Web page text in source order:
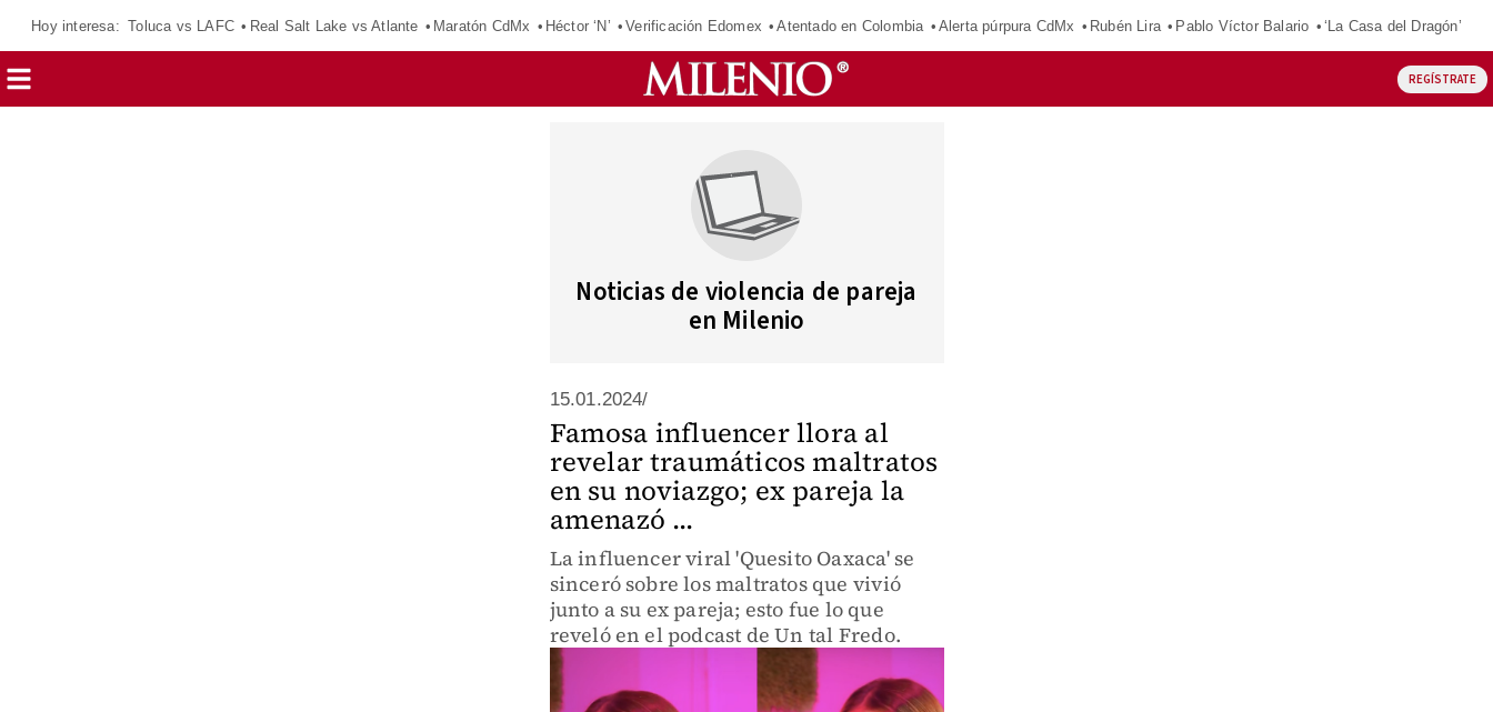
Hoy interesa: Toluca vs LAFC Real Salt Lake vs Atlante Maratón CdMx Héctor ‘N’ Verificación Edomex Atentado en Colombia Alerta púrpura CdMx Rubén Lira Pablo Víctor Balario ‘La Casa del Dragón’
REGÍSTRATE
Noticias de violencia de pareja
en Milenio
15.01.2024/
Famosa influencer llora al
revelar traumáticos maltratos
en su noviazgo; ex pareja la
amenazó ...
La influencer viral 'Quesito Oaxaca' se
sinceró sobre los maltratos que vivió
junto a su ex pareja; esto fue lo que
reveló en el podcast de Un tal Fredo.